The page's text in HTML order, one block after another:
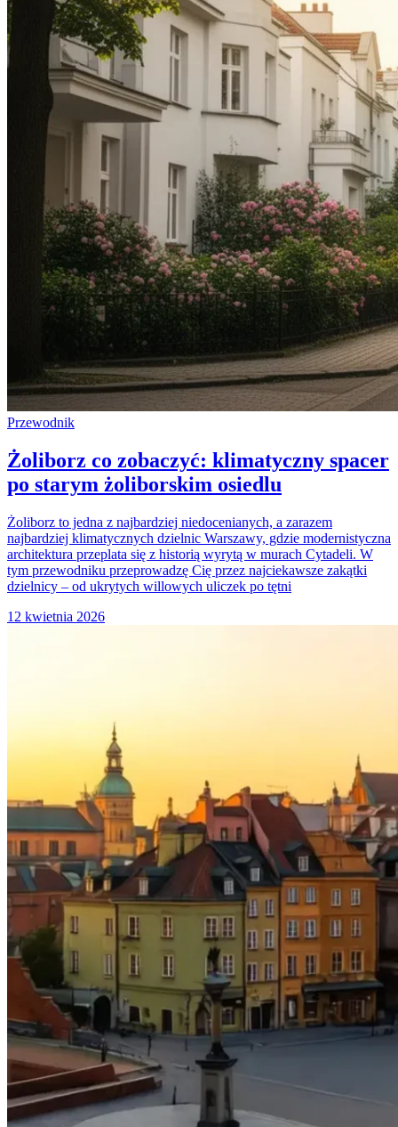
Przewodnik
Żoliborz co zobaczyć: klimatyczny spacer
po starym żoliborskim osiedlu
Żoliborz to jedna z najbardziej niedocenianych, a zarazem
najbardziej klimatycznych dzielnic Warszawy, gdzie modernistyczna
architektura przeplata się z historią wyrytą w murach Cytadeli. W
tym przewodniku przeprowadzę Cię przez najciekawsze zakątki
dzielnicy – od ukrytych willowych uliczek po tętni
12 kwietnia 2026